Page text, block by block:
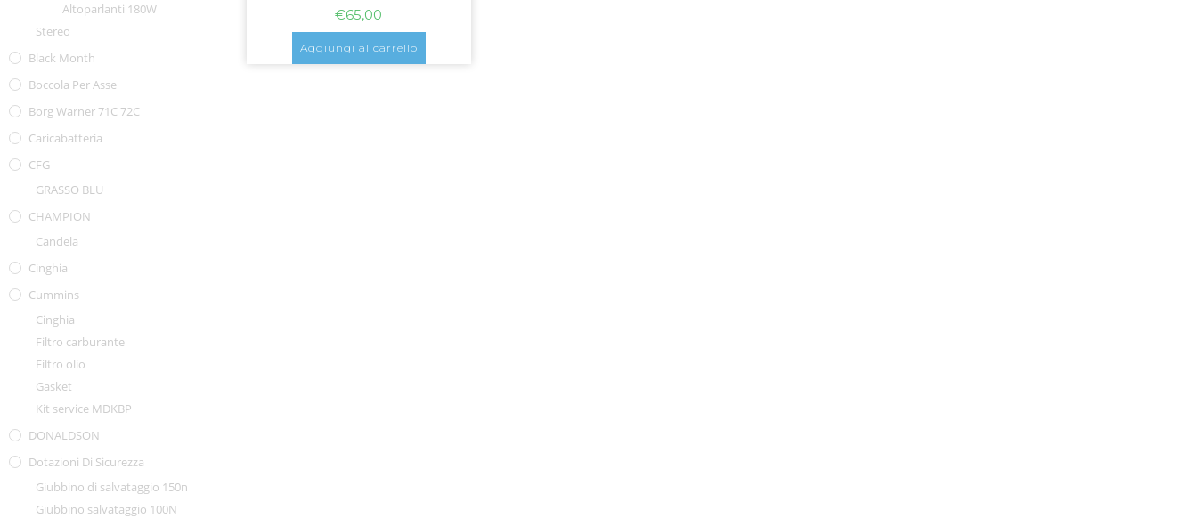
Altoparlanti 180W
Stereo
Black Month
Boccola Per Asse
Borg Warner 71C 72C
Caricabatteria
CFG
GRASSO BLU
CHAMPION
Candela
Cinghia
Cummins
Cinghia
Filtro carburante
Filtro olio
Gasket
Kit service MDKBP
DONALDSON
Dotazioni Di Sicurezza
Giubbino di salvataggio 150n
Giubbino salvataggio 100N
€65,00
Aggiungi al carrello